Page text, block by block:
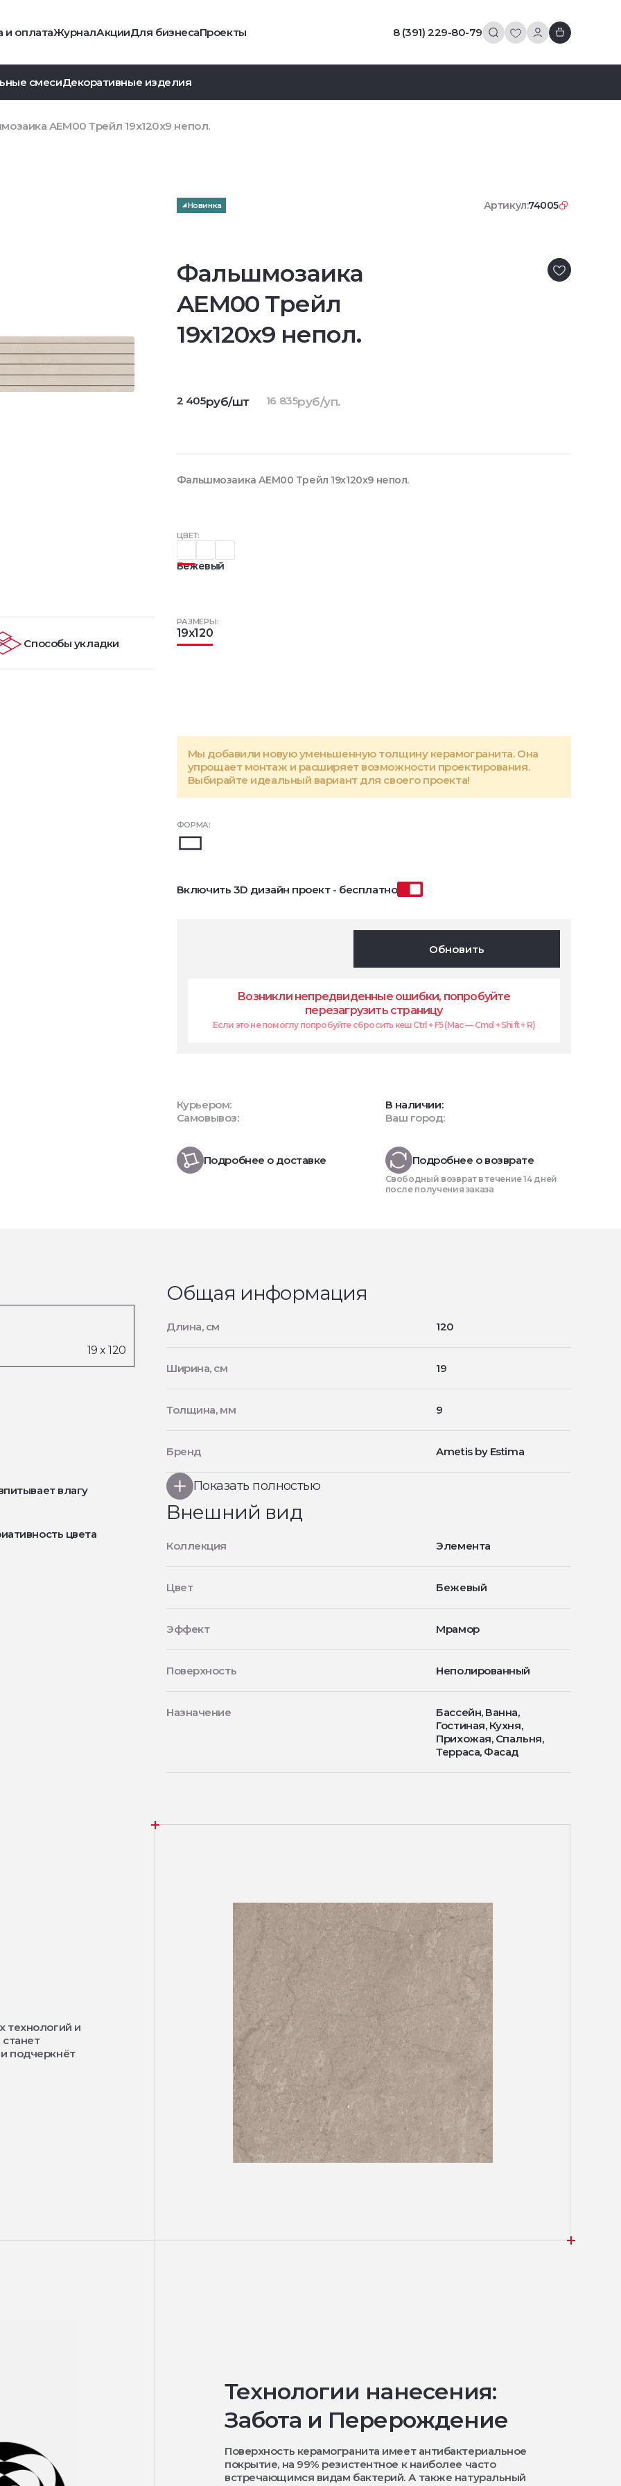
и оплатаЖурналАкцииДля бизнесаПроекты 8 (391) 229-80-79
смесиДекоративные изделия
AEM00 Трейл 19x120x9 непол.
Новинка Артикул:74005
Фальшмозаика
AEM00 Трейл
19x120x9 непол.
ЦВЕТ:
Бежевый
ФОРМА:
РАЗМЕРЫ:
19x120
Мы добавили новую уменьшенную толщину керамогранита. Она
упрощает монтаж и расширяет возможности проектирования.
Выбирайте идеальный вариант для своего проекта!
Включить 3D дизайн проект - бесплатно
2 405руб/шт 16 835руб/уп.
Обновить
Возникли непредвиденные ошибки, попробуйте
перезагрузить страницу
Если это не помоглу попробуйте сбросить кеш Ctrl + F5 (Mac — Cmd + Shift + R)
Курьером:
Самовывоз:
В наличии:
Ваш город:
Подробнее о доставке Подробнее о возврате
Свободный возврат в течение 14 дней
после получения заказа
Фальшмозаика AEM00 Трейл 19x120x9 непол.
Способы укладки
влагу
цвета
Общая информация
Длина, см 120
Ширина, см 19
Толщина, мм 9
Бренд Ametis by Estima
Показать полностью
Внешний вид
Коллекция Элемента
Цвет Бежевый
Эффект Мрамор
Поверхность Неполированный
Назначение
Бассейн, Ванна,
Гостиная, Кухня,
Прихожая, Спальня,
Терраса, Фасад
технологий и
подчеркнёт
Технологии нанесения:
Забота и Перерождение
Поверхность керамогранита имеет антибактериальное
покрытие, на 99% резистентное к наиболее часто
встречающимся видам бактерий. А также натуральный